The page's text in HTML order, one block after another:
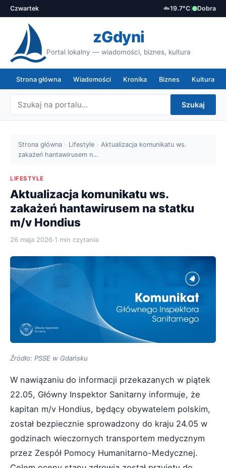
Czwartek ☁️19.7°C Dobra
zGdyni
Portal lokalny — wiadomości, biznes, kultura
Strona główna Wiadomości Kronika Biznes Kultura
Szukaj
Strona główna › Lifestyle › Aktualizacja komunikatu ws.
zakażeń hantawirusem n…
LIFESTYLE
Aktualizacja komunikatu ws.
zakażeń hantawirusem na statku
m/v Hondius
26 maja 2026·1 min czytania
Źródło: PSSE w Gdańsku
W nawiązaniu do informacji przekazanych w piątek
22.05, Główny Inspektor Sanitarny informuje, że
kapitan m/v Hondius, będący obywatelem polskim,
został bezpiecznie sprowadzony do kraju 24.05 w
godzinach wieczornych transportem medycznym
przez Zespół Pomocy Humanitarno-Medycznej.